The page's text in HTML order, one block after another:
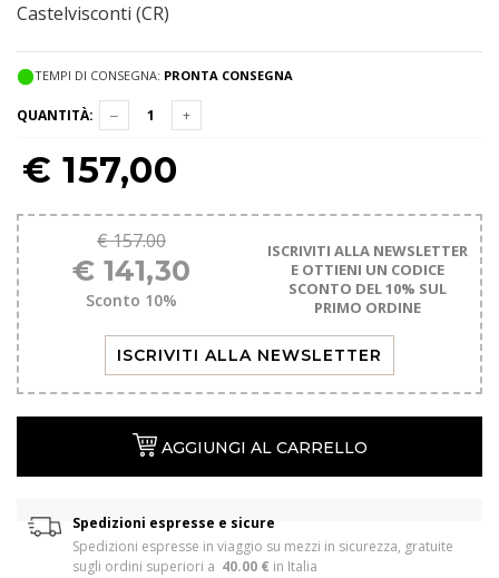
Castelvisconti (CR)
TEMPI DI CONSEGNA: PRONTA CONSEGNA
QUANTITÀ:
€ 157,00
€ 157.00
€ 141,30
Sconto 10%
ISCRIVITI ALLA NEWSLETTER
E OTTIENI UN CODICE
SCONTO DEL 10% SUL
PRIMO ORDINE
ISCRIVITI ALLA NEWSLETTER
AGGIUNGI AL CARRELLO
Spedizioni espresse e sicure
Spedizioni espresse in viaggio su mezzi in sicurezza, gratuite
sugli ordini superiori a 40.00 € in Italia